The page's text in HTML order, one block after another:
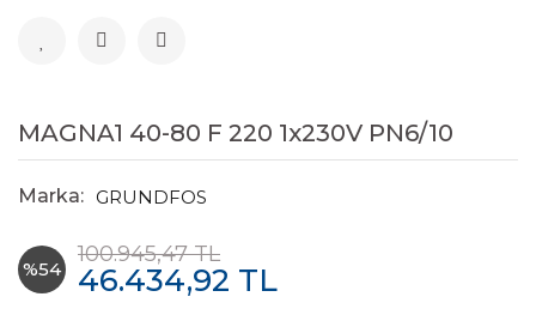
MAGNA1 40-80 F 220 1x230V PN6/10
Marka: GRUNDFOS
%54
100.945,47 TL
46.434,92 TL